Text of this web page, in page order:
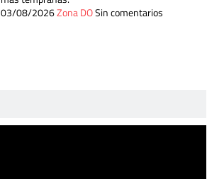
03/08/2026Zona DOSin comentarios